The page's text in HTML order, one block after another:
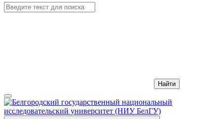
Найти